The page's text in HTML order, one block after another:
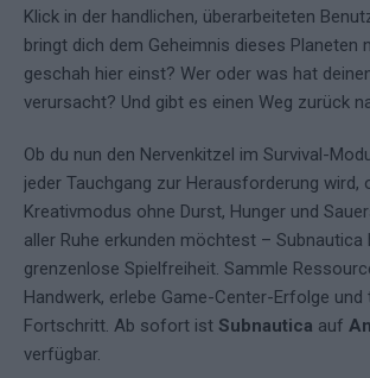
Klick in der handlichen, überarbeiteten
bringt dich dem Geheimnis dieses Planeten
geschah hier einst? Wer oder was hat
verursacht? Und gibt es einen Weg zurück
Ob du nun den Nervenkitzel im Survival-
jeder Tauchgang zur Herausforderung wird,
Kreativmodus ohne Durst, Hunger und
aller Ruhe erkunden möchtest – Subnautica
grenzenlose Spiel­freiheit. Sammle
Handwerk, erlebe Game-Center-Erfolge und
Fortschritt. Ab sofort ist Subnautica auf
verfügbar.